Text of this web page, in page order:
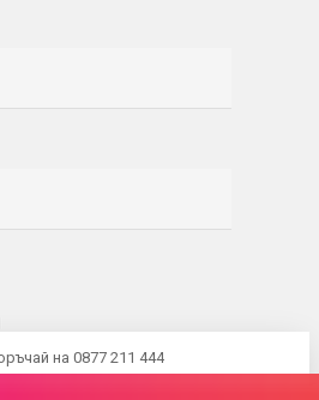
на 0877 211 444